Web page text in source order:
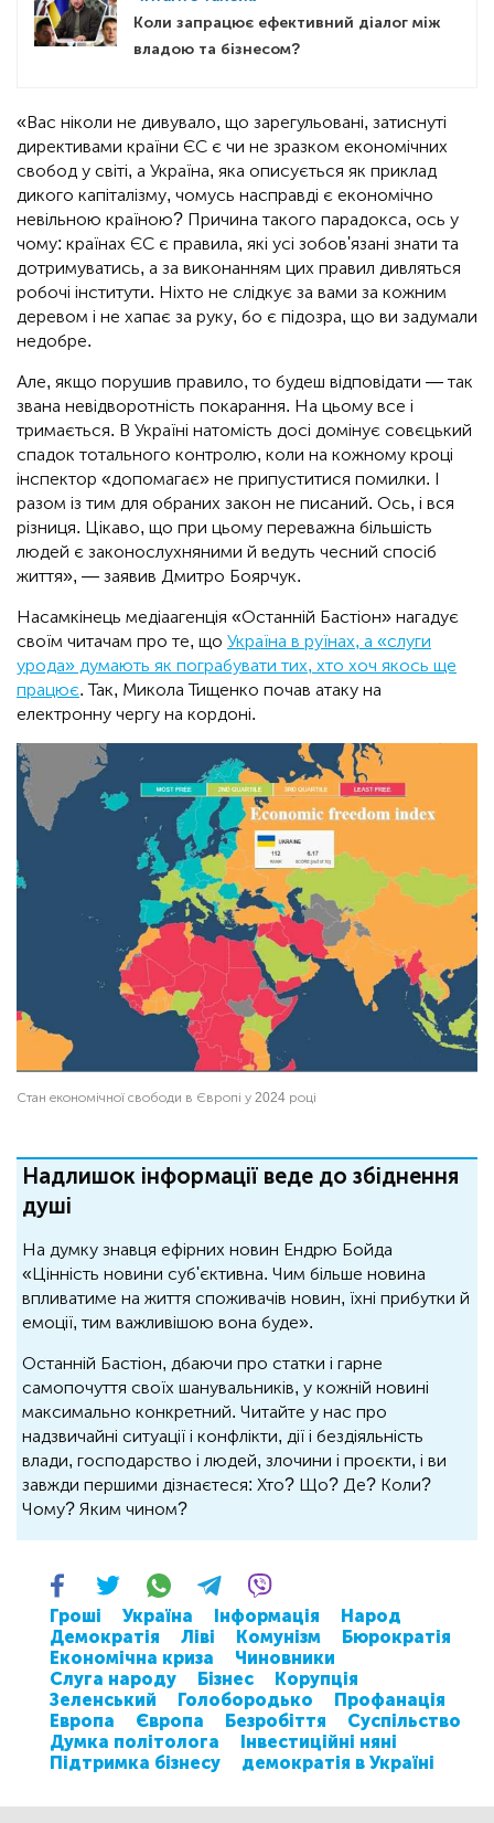
Коли запрацює ефективний діалог між
владою та бізнесом?
«Вас ніколи не дивувало, що зарегульовані, затиснуті
директивами країни ЄС є чи не зразком економічних
свобод у світі, а Україна, яка описується як приклад
дикого капіталізму, чомусь насправді є економічно
невільною країною? Причина такого парадокса, ось у
чому: країнах ЄС є правила, які усі зобов'язані знати та
дотримуватись, а за виконанням цих правил дивляться
робочі інститути. Ніхто не слідкує за вами за кожним
деревом і не хапає за руку, бо є підозра, що ви задумали
недобре.
Але, якщо порушив правило, то будеш відповідати — так
звана невідворотність покарання. На цьому все і
тримається. В Україні натомість досі домінує совєцький
спадок тотального контролю, коли на кожному кроці
інспектор «допомагає» не припуститися помилки. І
разом із тим для обраних закон не писаний. Ось, і вся
різниця. Цікаво, що при цьому переважна більшість
людей є законослухняними й ведуть чесний спосіб
життя», — заявив Дмитро Боярчук.
Насамкінець медіаагенція «Останній Бастіон» нагадує
своїм читачам про те, що Україна в руїнах, а «слуги
урода» думають як пограбувати тих, хто хоч якось ще
працює. Так, Микола Тищенко почав атаку на
електронну чергу на кордоні.
Стан економічної свободи в Європі у 2024 році
Надлишок інформації веде до збіднення
душі
На думку знавця ефірних новин Ендрю Бойда
«Цінність новини суб'єктивна. Чим більше новина
впливатиме на життя споживачів новин, їхні прибутки й
емоції, тим важливішою вона буде».
Останній Бастіон, дбаючи про статки і гарне
самопочуття своїх шанувальників, у кожній новині
максимально конкретний. Читайте у нас про
надзвичайні ситуації і конфлікти, дії і бездіяльність
влади, господарство і людей, злочини і проєкти, і ви
завжди першими дізнаєтеся: Хто? Що? Де? Коли?
Чому? Яким чином?
Гроші Україна Інформація
Народ
Демократія
Ліві Комунізм
Бюрократія
Економічна криза
Чиновники
Слуга народу
Бізнес
Корупція
Зеленський
Голобородько
Профанація
Европа
Європа Безробіття
Суспільство
Думка політолога
Інвестиційні няні
Підтримка бізнесу
демократія в Україні